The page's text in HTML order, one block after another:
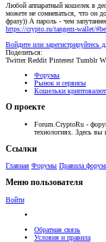
Любой аппаратный кошелек в
можете не сомневаться, что он
фразу)) А пароль - чем
https://crypto.ru/tangem-wallet/
Войдите или зарегистрируйтесь
Поделиться:
Twitter Reddit Pinterest Tumblr
Форумы
Рынок и сервисы
Кошельки криптовалют
О проекте
Forum.CryptoRu -
технологиях. Здесь вы
Ссылки
Главная Форумы Правила
Меню пользователя
Войти
Обратная связь
Условия и правила